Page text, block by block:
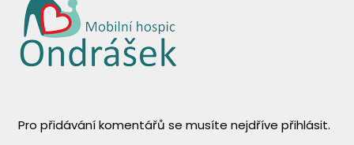
Pro přidávání komentářů se musíte nejdříve přihlásit.